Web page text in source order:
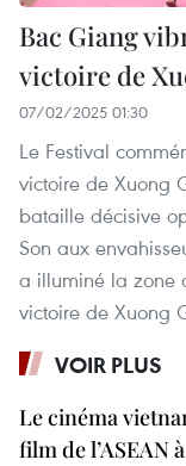
Bac Giang
victoire de
07/02/2025 01:30
Le Festival
victoire de Xuong
bataille décisive
Son aux
a illuminé la zone
victoire de Xuong
VOIR PLUS
Le cinéma
film de l’ASEAN